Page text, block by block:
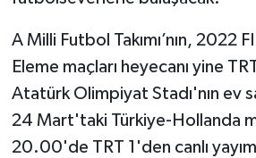
A Milli Futbol Takımı’nın, 2022
Eleme maçları heyecanı yine
Atatürk Olimpiyat Stadı'nın ev
24 Mart'taki Türkiye-Hollanda
20.00'de TRT 1'den canlı